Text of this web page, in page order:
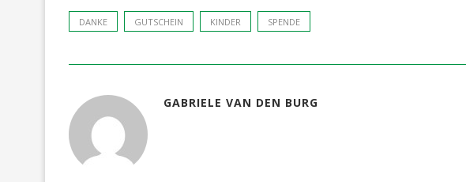
DANKE GUTSCHEIN KINDER SPENDE
GABRIELE VAN DEN BURG